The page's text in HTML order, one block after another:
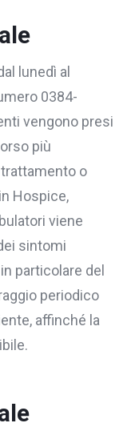
lunedì al
0384-
vengono presi
più
o
Hospice,
viene
sintomi
particolare del
periodico
affinché la